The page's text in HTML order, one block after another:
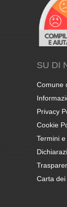
SU DI
Comune
Privacy
Cookie
Termini
Carta dei